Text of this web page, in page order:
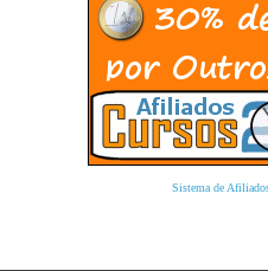
Sistema de